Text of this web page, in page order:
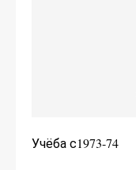
Учёба с1973-74